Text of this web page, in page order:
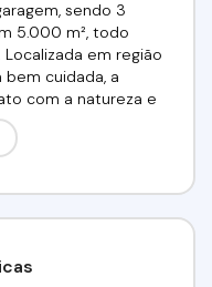
sendo 3
5.000 m², todo
em região
cuidada, a
com a natureza e
Aceita
Agende já a